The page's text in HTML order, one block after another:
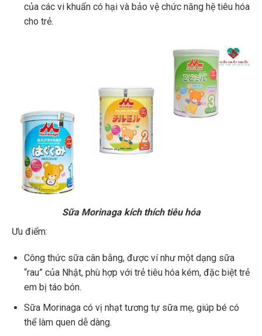
của các vi khuẩn có hại và bảo vệ chức năng hệ tiêu hóa
cho trẻ.
Sữa Morinaga kích thích tiêu hóa
Ưu điểm:
Công thức sữa cân bằng, được ví như một dạng sữa
“rau” của Nhật, phù hợp với trẻ tiêu hóa kém, đặc biệt trẻ
em bị táo bón.
Sữa Morinaga có vị nhạt tương tự sữa mẹ, giúp bé có
thể làm quen dễ dàng.